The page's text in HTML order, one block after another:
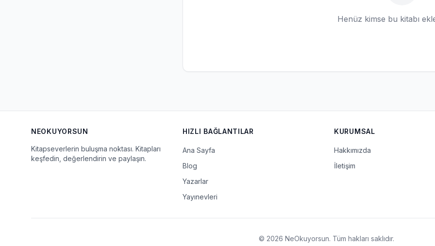
Henüz kimse bu kitabı
NEOKUYORSUN
Kitapseverlerin buluşma noktası. Kitapları
keşfedin, değerlendirin ve paylaşın.
HIZLI BAĞLANTILAR
Ana Sayfa
Blog
Yazarlar
Yayınevleri
KURUMSAL
Hakkımızda
İletişim
© 2026 NeOkuyorsun. Tüm hakları saklıdır.